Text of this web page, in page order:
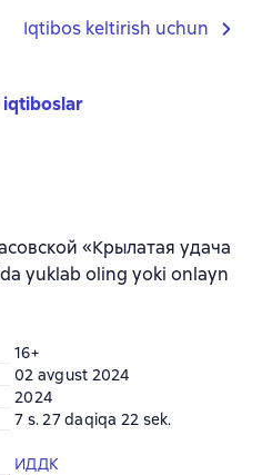
Iqtibos keltirish uchun
iqtiboslar
«Крылатая удача
yuklab oling yoki onlayn
16+
02 avgust 2024
2024
7 s. 27 daqiqa 22 sek.
ИДДК